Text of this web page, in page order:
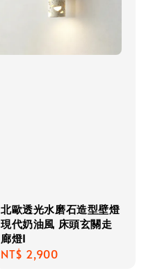
北歐透光水磨石造型壁燈
現代奶油風 床頭玄關走
廊燈I
Regular
NT$ 2,900